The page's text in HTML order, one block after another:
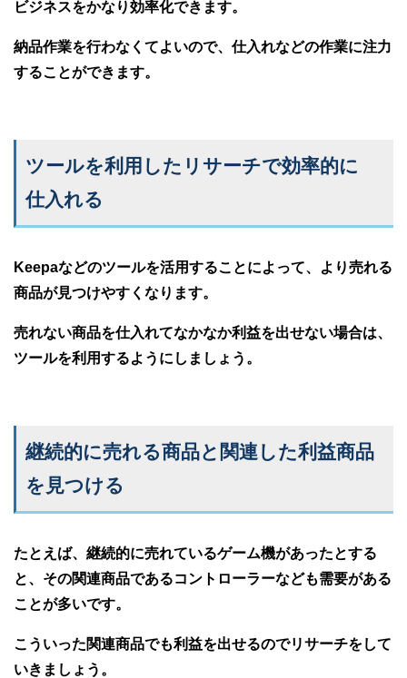
ビジネスをかなり効率化できます。
納品作業を行わなくてよいので、仕入れなどの作業に注力
することができます。
ツールを利用したリサーチで効率的に
仕入れる
Keepaなどのツールを活用することによって、より売れる
商品が見つけやすくなります。
売れない商品を仕入れてなかなか利益を出せない場合は、
ツールを利用するようにしましょう。
継続的に売れる商品と関連した利益商品
を見つける
たとえば、継続的に売れているゲーム機があったとする
と、その関連商品であるコントローラーなども需要がある
ことが多いです。
こういった関連商品でも利益を出せるのでリサーチをして
いきましょう。